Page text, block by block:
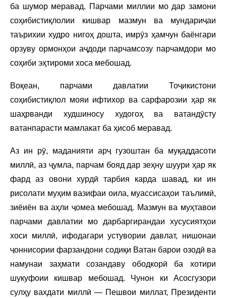
ба шумор меравад. Парчами миллии мо дар замони
соҳибистиқлолии кишвар мазмун ва мундариҷаи
таърихии худро нигоҳ дошта, имрӯз ҳамчун баёнгари
орзуву ормонҳои аҷдоди парчамсозу парчамдори мо
соҳиби эҳтироми хоса мебошад.
Воқеан, парчами давлатии Тоҷикистони
соҳибистиқлол мояи ифтихор ва сарфарозии ҳар як
шаҳрванди худшиносу худогоҳ ва ватандӯсту
ватанпарасти мамлакат ба ҳисоб меравад.
Аз ин рӯ, маданияти арҷ гузоштан ба муқаддасоти
миллӣ, аз ҷумла, парчам бояд дар зеҳну шуури ҳар як
фард аз овони хурдӣ тарбия карда шавад, ки ин
рисолати муҳим вазифаи оила, муассисаҳои таълимӣ,
зиёиён ва аҳли ҷомеа мебошад. Мазмун ва муҳтавои
парчами давлатии мо дарбаргирандаи хусусиятҳои
хоси миллӣ, ифодагари устувории давлат, нишонаи
ҷоннисории фарзандони содиқи Ватан барои озодӣ ва
намунаи заҳмати созандаву ободкорӣ ба хотири
шукуфоии кишвар мебошад. Чунон ки Асосгузори
сулҳу вахдати миллӣ — Пешвои миллат, Президенти